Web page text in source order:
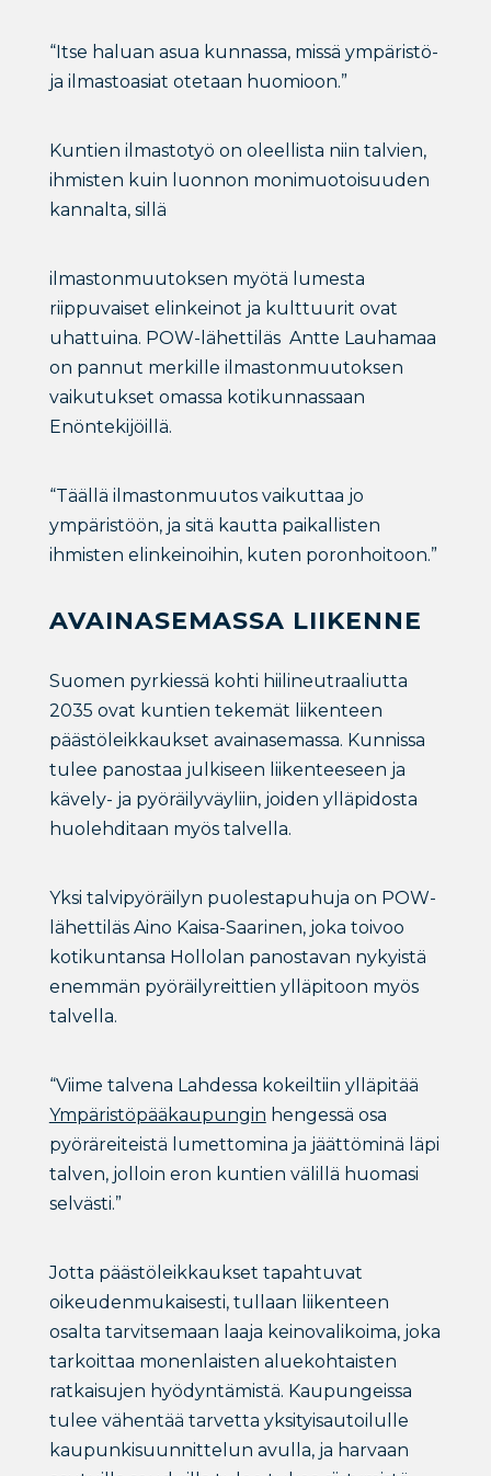
“Itse haluan asua kunnassa, missä ympäristö-
ja ilmastoasiat otetaan huomioon.”
Kuntien ilmastotyö on oleellista niin talvien,
ihmisten kuin luonnon monimuotoisuuden
kannalta, sillä
ilmastonmuutoksen myötä lumesta
riippuvaiset elinkeinot ja kulttuurit ovat
uhattuina. POW-lähettiläs Antte Lauhamaa
on pannut merkille ilmastonmuutoksen
vaikutukset omassa kotikunnassaan
Enöntekijöillä.
“Täällä ilmastonmuutos vaikuttaa jo
ympäristöön, ja sitä kautta paikallisten
ihmisten elinkeinoihin, kuten poronhoitoon.”
AVAINASEMASSA LIIKENNE
Suomen pyrkiessä kohti hiilineutraaliutta
2035 ovat kuntien tekemät liikenteen
päästöleikkaukset avainasemassa. Kunnissa
tulee panostaa julkiseen liikenteeseen ja
kävely- ja pyöräilyväyliin, joiden ylläpidosta
huolehditaan myös talvella.
Yksi talvipyöräilyn puolestapuhuja on POW-
lähettiläs Aino Kaisa-Saarinen, joka toivoo
kotikuntansa Hollolan panostavan nykyistä
enemmän pyöräilyreittien ylläpitoon myös
talvella.
“Viime talvena Lahdessa kokeiltiin ylläpitää
Ympäristöpääkaupungin hengessä osa
pyöräreiteistä lumettomina ja jäättöminä läpi
talven, jolloin eron kuntien välillä huomasi
selvästi.”
Jotta päästöleikkaukset tapahtuvat
oikeudenmukaisesti, tullaan liikenteen
osalta tarvitsemaan laaja keinovalikoima, joka
tarkoittaa monenlaisten aluekohtaisten
ratkaisujen hyödyntämistä. Kaupungeissa
tulee vähentää tarvetta yksityisautoilulle
kaupunkisuunnittelun avulla, ja harvaan